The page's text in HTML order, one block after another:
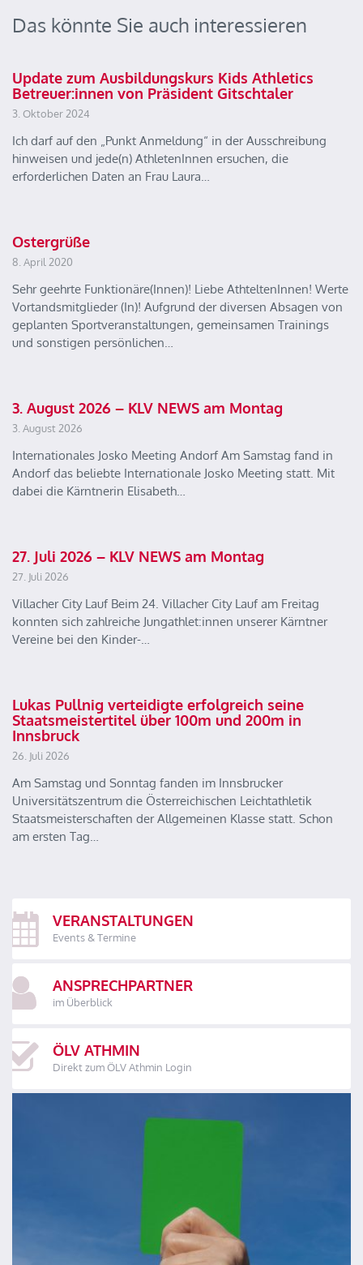
Das könnte Sie auch interessieren
Update zum Ausbildungskurs Kids Athletics
Betreuer:innen von Präsident Gitschtaler
3. Oktober 2024
Ich darf auf den „Punkt Anmeldung“ in der Ausschreibung
hinweisen und jede(n) AthletenInnen ersuchen, die
erforderlichen Daten an Frau Laura…
Ostergrüße
8. April 2020
Sehr geehrte Funktionäre(Innen)! Liebe AthteltenInnen! Werte
Vortandsmitglieder (In)! Aufgrund der diversen Absagen von
geplanten Sportveranstaltungen, gemeinsamen Trainings
und sonstigen persönlichen…
3. August 2026 – KLV NEWS am Montag
3. August 2026
Internationales Josko Meeting Andorf Am Samstag fand in
Andorf das beliebte Internationale Josko Meeting statt. Mit
dabei die Kärntnerin Elisabeth…
27. Juli 2026 – KLV NEWS am Montag
27. Juli 2026
Villacher City Lauf Beim 24. Villacher City Lauf am Freitag
konnten sich zahlreiche Jungathlet:innen unserer Kärntner
Vereine bei den Kinder-…
Lukas Pullnig verteidigte erfolgreich seine
Staatsmeistertitel über 100m und 200m in
Innsbruck
26. Juli 2026
Am Samstag und Sonntag fanden im Innsbrucker
Universitätszentrum die Österreichischen Leichtathletik
Staatsmeisterschaften der Allgemeinen Klasse statt. Schon
am ersten Tag…
VERANSTALTUNGEN
Events & Termine
ANSPRECHPARTNER
im Überblick
ÖLV ATHMIN
Direkt zum ÖLV Athmin Login